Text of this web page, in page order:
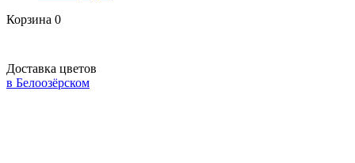
Корзина 0
Доставка цветов
в Белоозёрском